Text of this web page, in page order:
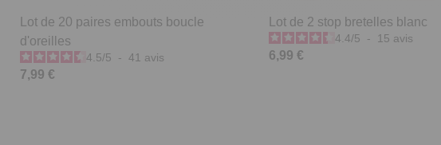
Lot de 20 paires embouts boucle
d'oreilles
4.5/5 - 41 avis
7,99 €
Lot de 2 stop bretelles blanc
4.4/5 - 15 avis
6,99 €